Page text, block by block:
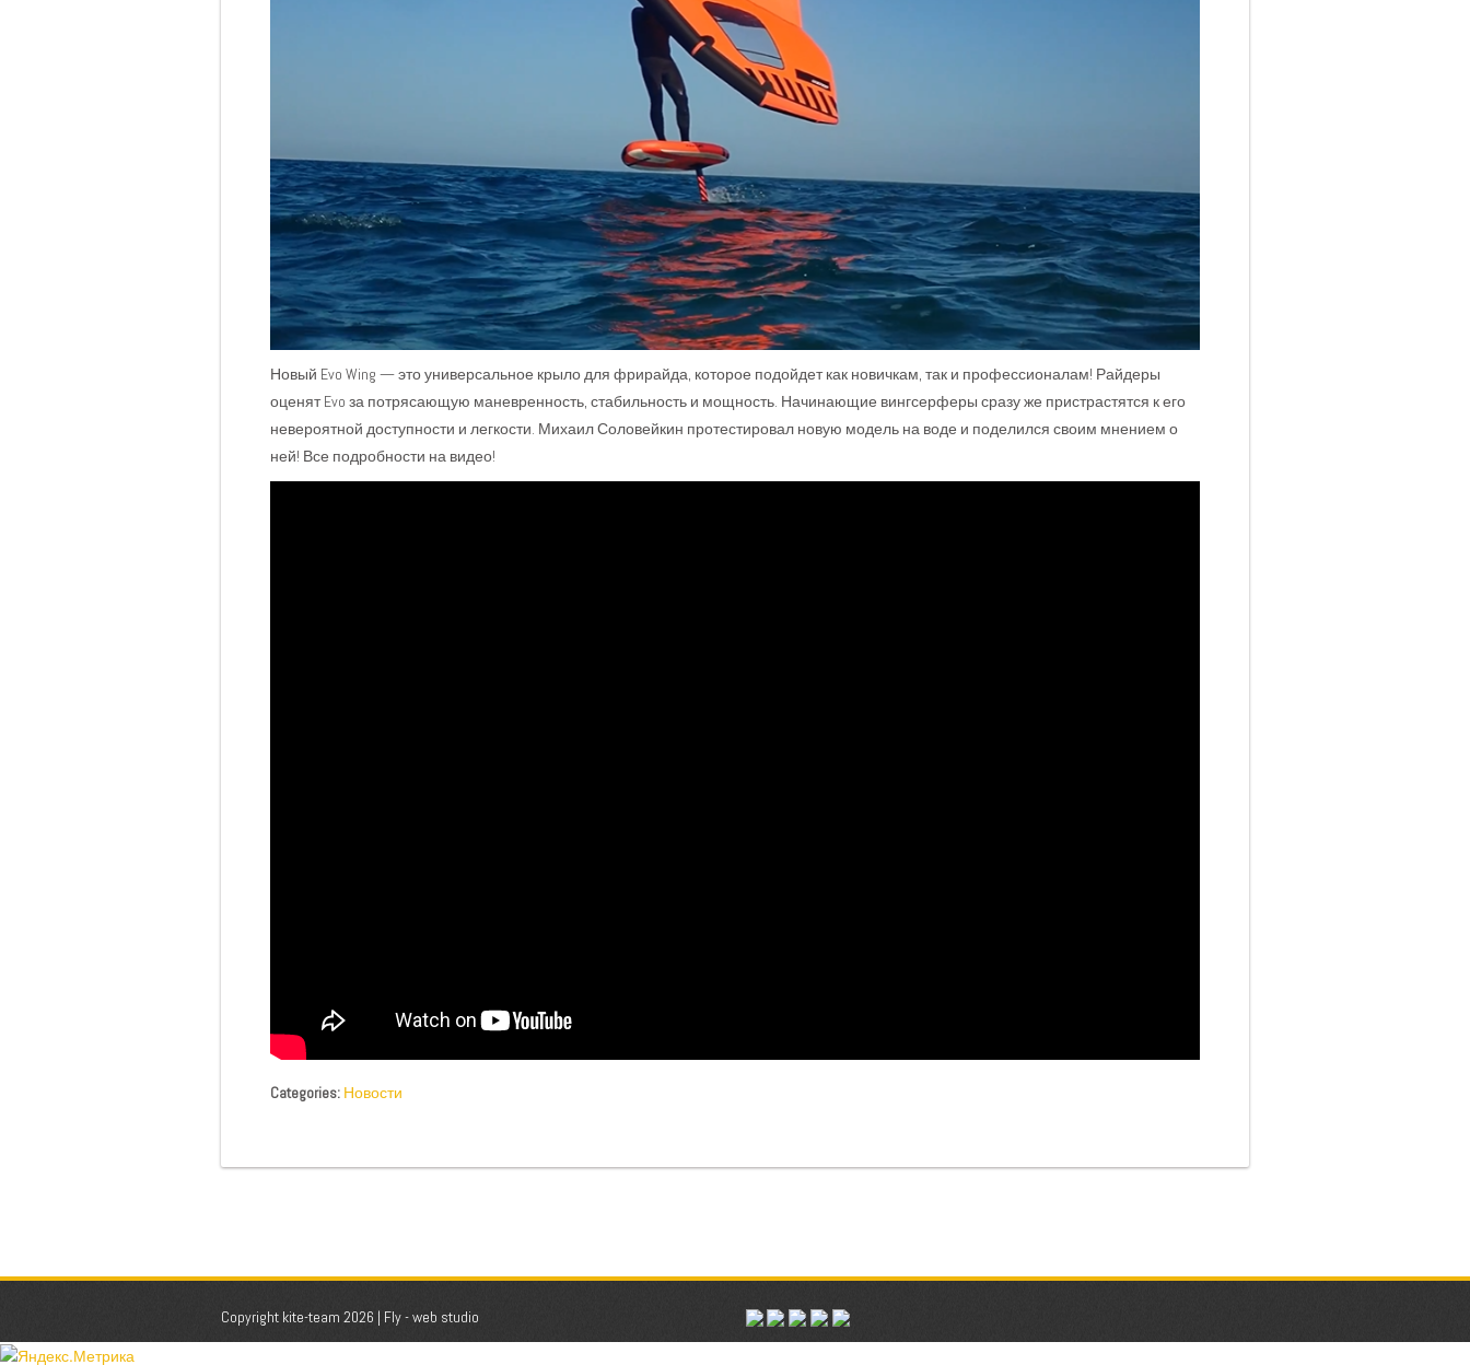
Новый Evo Wing — это универсальное крыло для фрирайда, которое подойдет как новичкам, так и профессионалам! Райдеры
оценят Evo за потрясающую маневренность, стабильность и мощность. Начинающие вингсерферы сразу же пристрастятся к его
невероятной доступности и легкости. Михаил Соловейкин протестировал новую модель на воде и поделился своим мнением о
ней! Все подробности на видео!
Categories: Новости
Copyright kite-team 2026 | Fly - web studio